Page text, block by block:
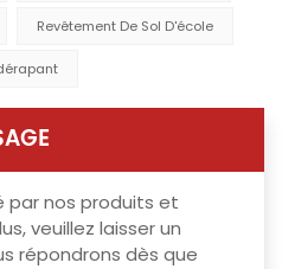
Revêtement De Sol D'école
par nos produits et
veuillez laisser un
répondrons dès que